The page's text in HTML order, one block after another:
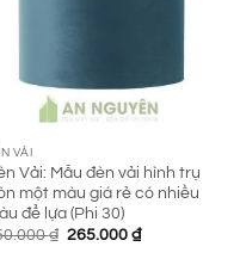
VẢI
Vải: Mẫu đèn vải hình trụ
một màu giá rẻ có nhiều
để lựa (Phi 30)
₫ Giá
265.000 ₫Giá